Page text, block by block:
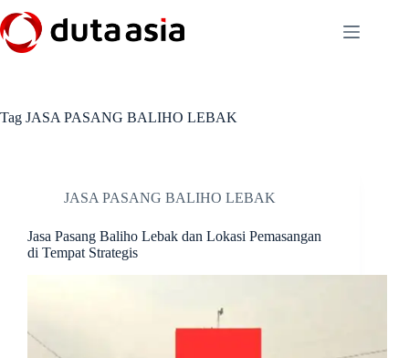
to
content
Tag JASA PASANG BALIHO LEBAK
JASA PASANG BALIHO LEBAK
Jasa Pasang Baliho Lebak dan Lokasi Pemasangan
di Tempat Strategis